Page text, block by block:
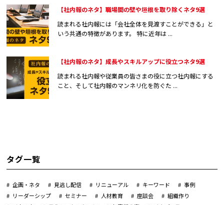
【社内報のネタ】職場間の壁や垣根を取り除くネタ9選
読まれる社内報には「会社全体を見渡すことができる」と
いう共通の特徴があります。 特に近年は ...
【社内報のネタ】成長やスキルアップに役立つネタ9選
読まれる社内報や従業員の皆さまの役に立つ社内報にする
こと、そして社内報のマンネリ化を防ぐた ...
タグ一覧
企画・ネタ 見逃し配信 リニューアル キーワード
事例
リーダーシップ
セミナー 人材教育 座談会
組織作り